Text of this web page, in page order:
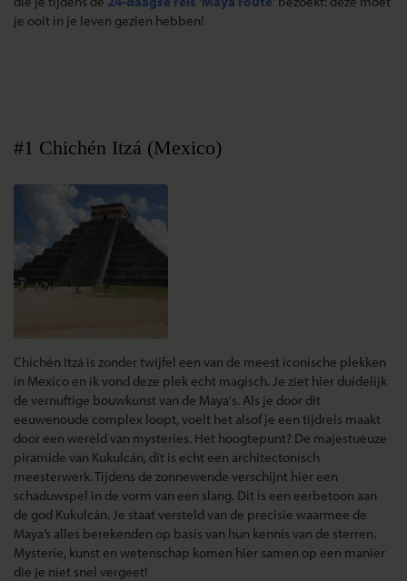
je ooit in je leven gezien hebben!
#1 Chichén Itzá (Mexico)
Chichén Itzá is zonder twijfel een van de meest iconische plekken
in Mexico en ik vond deze plek echt magisch. Je ziet hier duidelijk
de vernuftige bouwkunst van de Maya's. Als je door dit
eeuwenoude complex loopt, voelt het alsof je een tijdreis maakt
door een wereld van mysteries. Het hoogtepunt? De majestueuze
piramide van Kukulcán, dit is echt een architectonisch
meesterwerk. Tijdens de zonnewende verschijnt hier een
schaduwspel in de vorm van een slang. Dit is een eerbetoon aan
de god Kukulcán. Je staat versteld van de precisie waarmee de
Maya’s alles berekenden op basis van hun kennis van de sterren.
Mysterie, kunst en wetenschap komen hier samen op een manier
die je niet snel vergeet!